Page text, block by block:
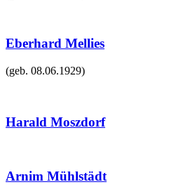
Eberhard Mellies
(geb. 08.06.1929)
Harald Moszdorf
Arnim Mühlstädt